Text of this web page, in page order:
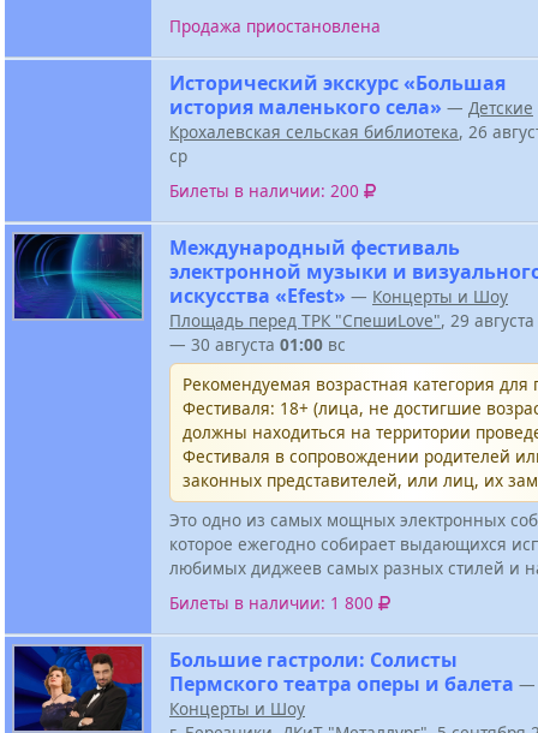
Продажа приостановлена
Исторический экскурс «Большая
история маленького села» — Детские
Крохалевская сельская библиотека, 26
ср
Билеты в наличии: 200
Международный фестиваль
электронной музыки и
искусства «Efest» — Концерты и Шоу
Площадь перед ТРК "СпешиLove", 29
— 30 августа 01:00 вс
Рекомендуемая возрастная категория
Фестиваля: 18+ (лица, не достигшие
должны находиться на территории
Фестиваля в сопровождении родителей
законных представителей, или лиц, их
Это одно из самых мощных электронных
которое ежегодно собирает выдающихся
любимых диджеев самых разных стилей и
Билеты в наличии: 1 800
Большие гастроли: Солисты
Пермского театра оперы и балета —
Концерты и Шоу